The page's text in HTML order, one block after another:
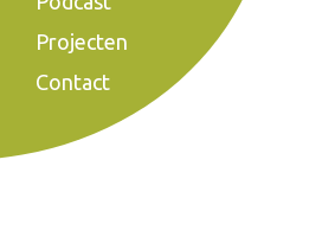
Projecten
Contact